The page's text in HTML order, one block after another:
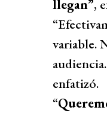
llegan”,
variable.
audiencia.
enfatizó.
“